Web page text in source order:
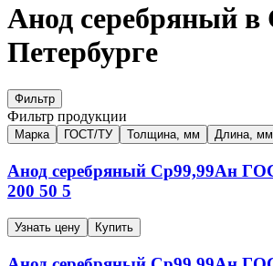
Анод серебряный в
Петербурге
Фильтр
Фильтр продукции
Марка ГОСТ/ТУ Толщина, мм Длина, мм
Анод серебряный Ср99,99Ан
200 50 5
Узнать цену Купить